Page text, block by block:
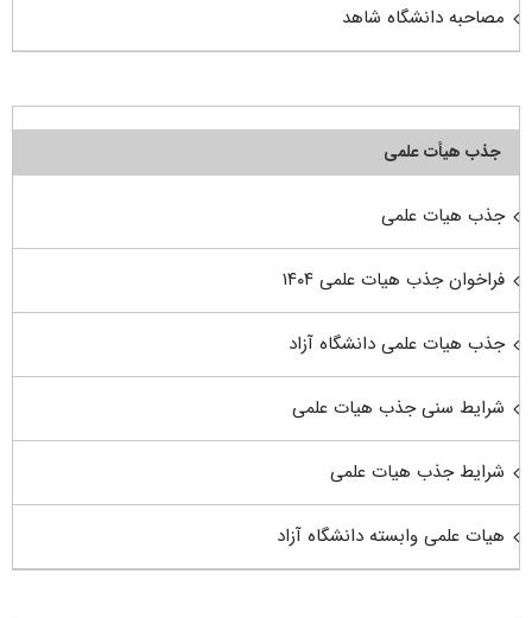
مصاحبه دانشگاه شاهد
جذب هیأت علمی
جذب هیات علمی
فراخوان جذب هیات علمی ۱۴۰۴
جذب هیات علمی دانشگاه آزاد
شرایط سنی جذب هیات علمی
شرایط جذب هیات علمی
هیات علمی وابسته دانشگاه آزاد